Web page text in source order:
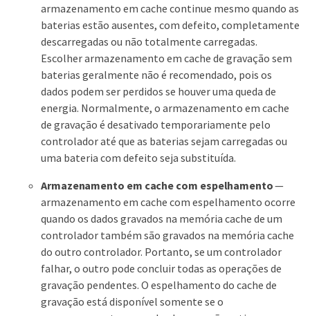
armazenamento em cache continue mesmo quando as
baterias estão ausentes, com defeito, completamente
descarregadas ou não totalmente carregadas.
Escolher armazenamento em cache de gravação sem
baterias geralmente não é recomendado, pois os
dados podem ser perdidos se houver uma queda de
energia. Normalmente, o armazenamento em cache
de gravação é desativado temporariamente pelo
controlador até que as baterias sejam carregadas ou
uma bateria com defeito seja substituída.
Armazenamento em cache com espelhamento—
armazenamento em cache com espelhamento ocorre
quando os dados gravados na memória cache de um
controlador também são gravados na memória cache
do outro controlador. Portanto, se um controlador
falhar, o outro pode concluir todas as operações de
gravação pendentes. O espelhamento do cache de
gravação está disponível somente se o